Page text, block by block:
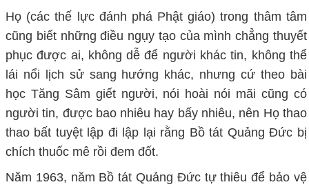
Họ (các thế lực đánh phá Phật giáo) trong thâm tâm
cũng biết những điều ngụy tạo của mình chẳng thuyết
phục được ai, không dễ để người khác tin, không thể
lái nổi lịch sử sang hướng khác, nhưng cứ theo bài
học Tăng Sâm giết người, nói hoài nói mãi cũng có
người tin, được bao nhiêu hay bấy nhiêu, nên Họ thao
thao bất tuyệt lập đi lập lại rằng Bồ tát Quảng Đức bị
chích thuốc mê rồi đem đốt.
Năm 1963, năm Bồ tát Quảng Đức tự thiêu để bảo vệ